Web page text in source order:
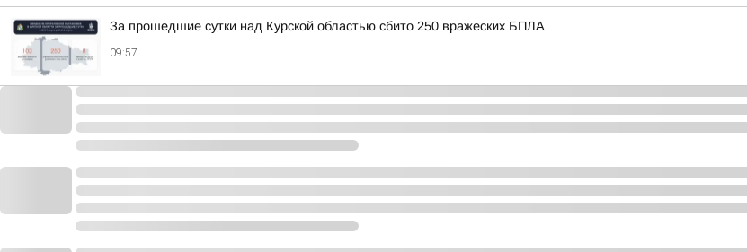
За прошедшие сутки над Курской областью сбито 250 вражеских БПЛА
09:57